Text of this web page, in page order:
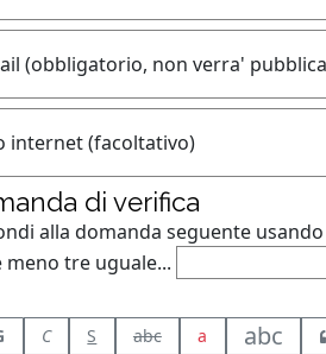
(obbligatorio, non verra'
internet (facoltativo)
di verifica
alla domanda seguente usando
meno tre uguale...
C S abc a abc